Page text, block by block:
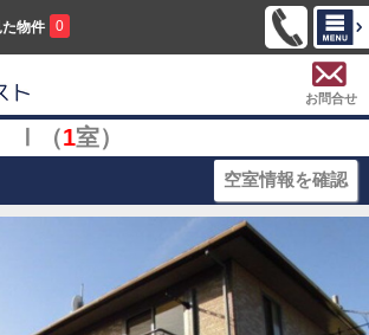
物件 0
お問合せ
Ⅰ（1室）
空室情報を確認